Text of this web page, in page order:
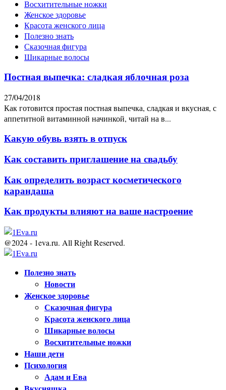
Восхитительные ножки
Женское здоровье
Красота женского лица
Полезно знать
Сказочная фигура
Шикарные волосы
Постная выпечка: сладкая яблочная роза
27/04/2018
Как готовится простая постная выпечка, сладкая и вкусная, с
аппетитной витаминной начинкой, читай на в...
Какую обувь взять в отпуск
Как составить приглашение на свадьбу
Как определить возраст косметического
карандаша
Как продукты влияют на ваше настроение
@2024 - 1eva.ru. All Right Reserved.
Полезно знать
Новости
Женское здоровье
Сказочная фигура
Красота женского лица
Шикарные волосы
Восхитительные ножки
Наши дети
Психология
Адам и Ева